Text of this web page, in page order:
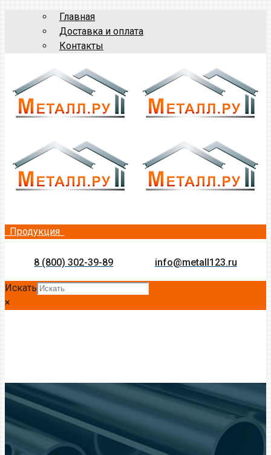
Главная
Доставка и оплата
Контакты
Продукция
8 (800) 302-39-89 info@metall123.ru
Искать
×